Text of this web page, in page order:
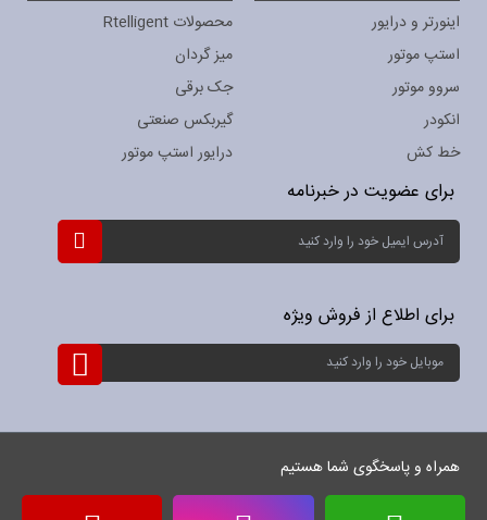
اینورتر و درایور
استپ موتور
سروو موتور
انکودر
خط کش
محصولات Rtelligent
میز گردان
جک برقی
گیربکس صنعتی
درایور استپ موتور
برای عضویت در خبرنامه
ثبت
برای
برای اطلاع از فروش ویژه
ثبت
برای
همراه و پاسخگوی شما هستیم